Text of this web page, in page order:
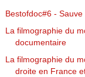
Bestofdoc#6 -
La filmographie du
documentaire
La filmographie du
droite en France